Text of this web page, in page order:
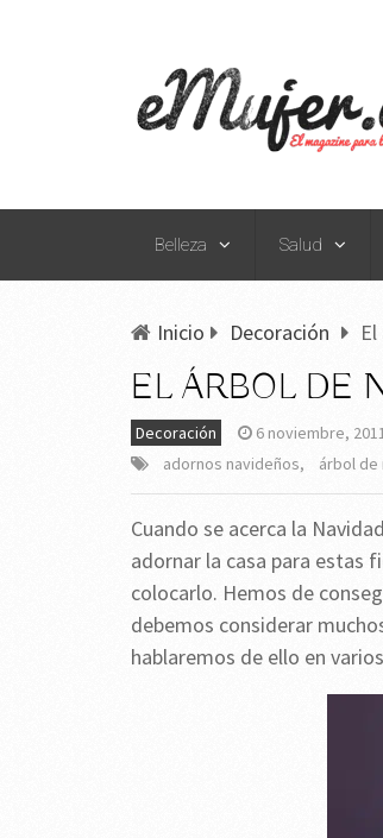
Belleza Salud
Inicio Decoración
EL ÁRBOL DE
Decoración 6 noviembre,
adornos navideños, árbol de
Cuando se acerca la
adornar la casa para estas
colocarlo. Hemos de
debemos considerar
hablaremos de ello en